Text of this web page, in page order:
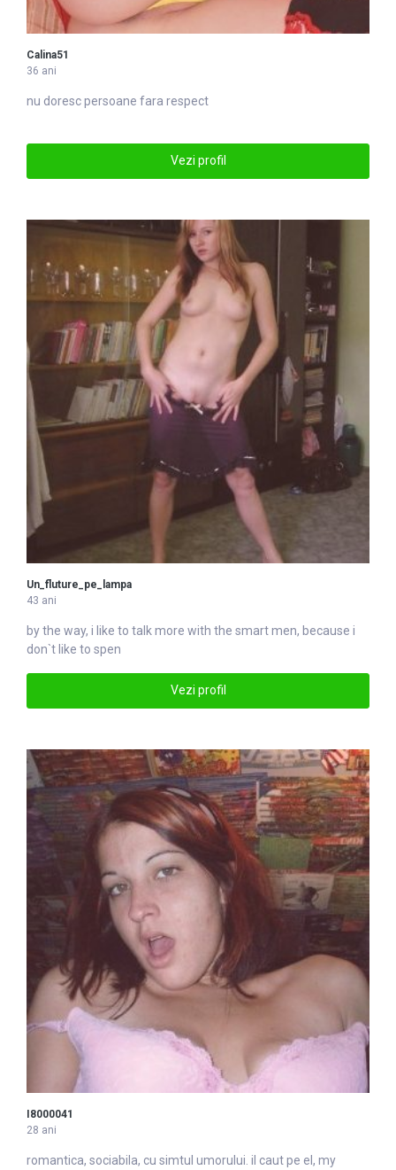
Calina51
36 ani
nu doresc persoane fara respect
Vezi profil
Un_fluture_pe_lampa
43 ani
by the way, i like to talk more with the smart men, because i
don`t like to spen
Vezi profil
I8000041
28 ani
romantica, sociabila, cu simtul umorului. il caut pe el, my